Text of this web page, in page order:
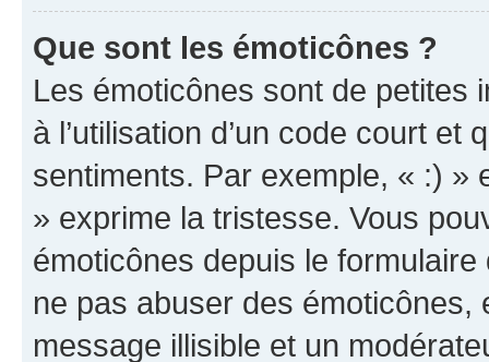
Que sont les émoticônes ?
Les émoticônes sont de petites
à l’utilisation d’un code court et
sentiments. Par exemple, « :) »
» exprime la tristesse. Vous
émoticônes depuis le
ne pas abuser des
message illisible et un